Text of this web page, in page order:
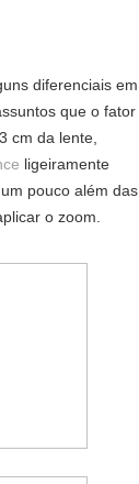
diferenciais em
que o fator
cm da lente,
ligeiramente
pouco além das
o zoom.